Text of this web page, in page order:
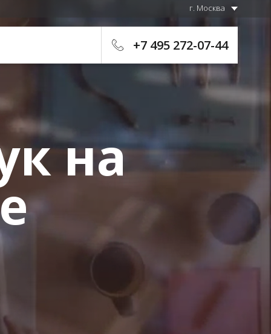
г. Москва
+7 495 272-07-44
на